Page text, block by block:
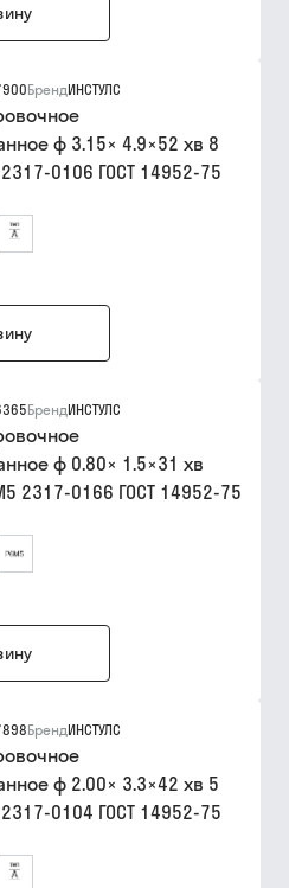
БрендИНСТУЛС
ф 3.15× 4.9×52 хв 8
0106 ГОСТ 14952-75
БрендИНСТУЛС
ф 0.80× 1.5×31 хв
2317-0166 ГОСТ 14952-75
БрендИНСТУЛС
ф 2.00× 3.3×42 хв 5
0104 ГОСТ 14952-75